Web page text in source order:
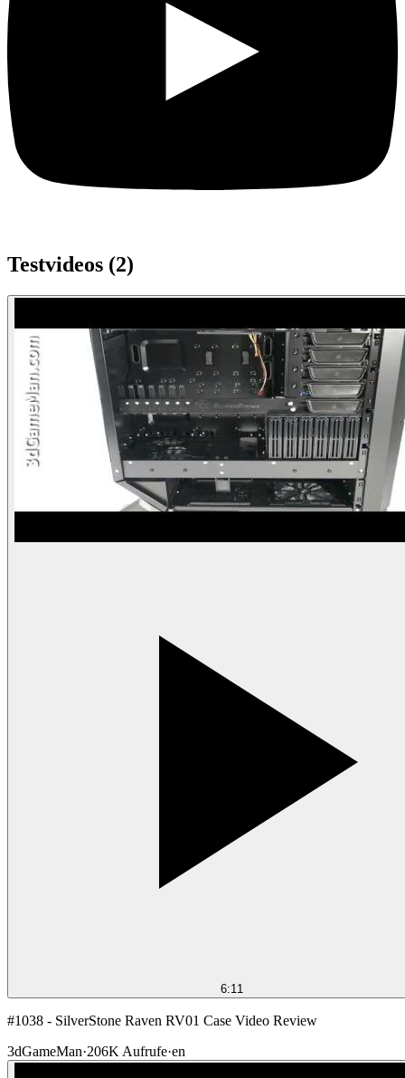
Testvideos (2)
6:11
#1038 - SilverStone Raven RV01 Case Video Review
3dGameMan·206K Aufrufe·en